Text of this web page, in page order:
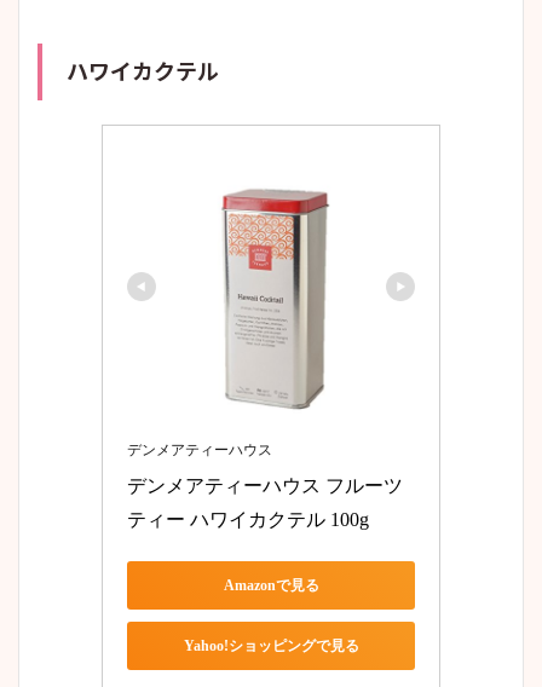
ハワイカクテル
デンメアティーハウス
デンメアティーハウス フルーツ
ティー ハワイカクテル 100g
Amazonで見る
Yahoo!ショッピングで見る